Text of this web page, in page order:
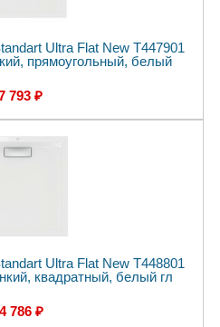
Ultra Flat New T447901
прямоугольный, белый
793 ₽
Ultra Flat New T448801
квадратный, белый гл
786 ₽